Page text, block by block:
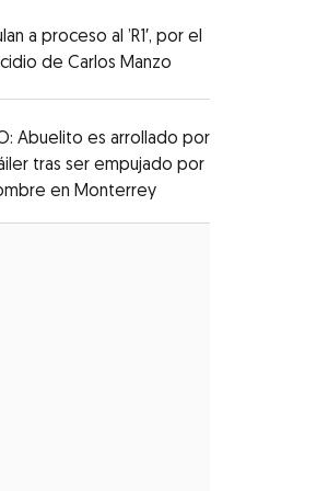
a proceso al ’R1′, por el
de Carlos Manzo
Abuelito es arrollado por
tras ser empujado por
en MonterreyOpens in new